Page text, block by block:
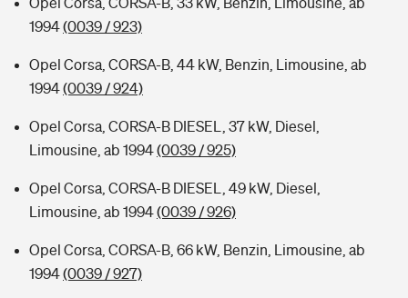
1994(0039 / 923)
Opel Corsa, CORSA-B, 44 kW, Benzin, Limousine, ab
1994(0039 / 924)
Opel Corsa, CORSA-B DIESEL, 37 kW, Diesel,
Limousine, ab 1994(0039 / 925)
Opel Corsa, CORSA-B DIESEL, 49 kW, Diesel,
Limousine, ab 1994(0039 / 926)
Opel Corsa, CORSA-B, 66 kW, Benzin, Limousine, ab
1994(0039 / 927)